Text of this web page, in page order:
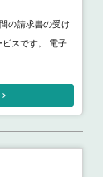
の請求書の受け
スです。 電子